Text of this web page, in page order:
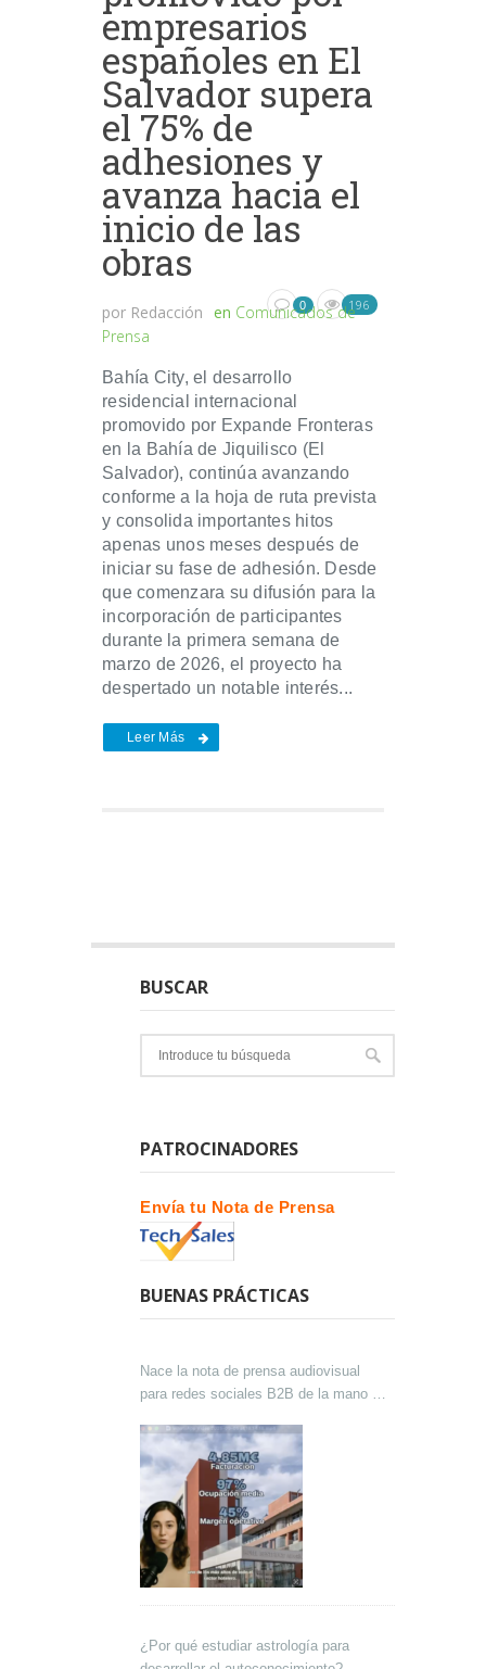
empresarios
españoles en El
Salvador supera
el 75% de
adhesiones y
avanza hacia el
inicio de las
obras
por Redacción en Comunicados de
Prensa
0 196
Bahía City, el desarrollo
residencial internacional
promovido por Expande Fronteras
en la Bahía de Jiquilisco (El
Salvador), continúa avanzando
conforme a la hoja de ruta prevista
y consolida importantes hitos
apenas unos meses después de
iniciar su fase de adhesión. Desde
que comenzara su difusión para la
incorporación de participantes
durante la primera semana de
marzo de 2026, el proyecto ha
despertado un notable interés...
Leer Más
BUSCAR
PATROCINADORES
Envía tu Nota de Prensa
BUENAS PRÁCTICAS
Nace la nota de prensa audiovisual
para redes sociales B2B de la mano de
¿Por qué estudiar astrología para